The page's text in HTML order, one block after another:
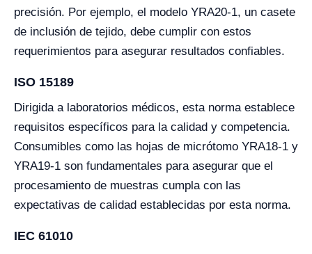
precisión. Por ejemplo, el modelo YRA20-1, un casete
de inclusión de tejido, debe cumplir con estos
requerimientos para asegurar resultados confiables.
ISO 15189
Dirigida a laboratorios médicos, esta norma establece
requisitos específicos para la calidad y competencia.
Consumibles como las hojas de micrótomo YRA18-1 y
YRA19-1 son fundamentales para asegurar que el
procesamiento de muestras cumpla con las
expectativas de calidad establecidas por esta norma.
IEC 61010